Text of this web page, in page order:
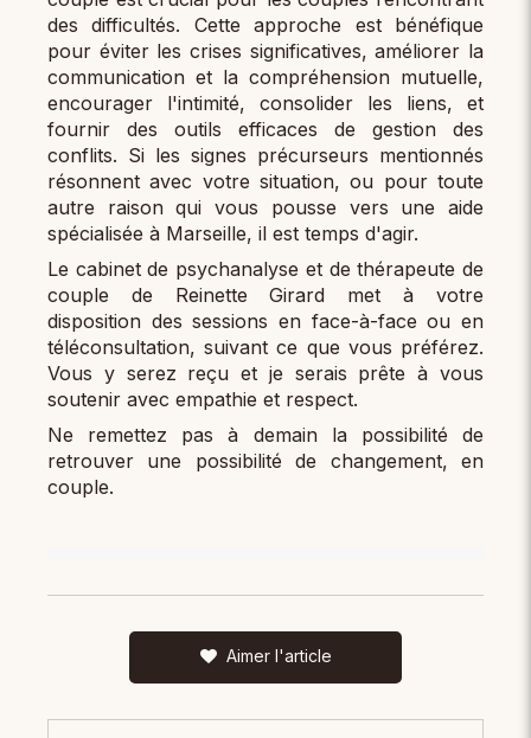
des difficultés. Cette approche est bénéfique
pour éviter les crises significatives, améliorer la
communication et la compréhension mutuelle,
encourager l'intimité, consolider les liens, et
fournir des outils efficaces de gestion des
conflits. Si les signes précurseurs mentionnés
résonnent avec votre situation, ou pour toute
autre raison qui vous pousse vers une aide
spécialisée à Marseille, il est temps d'agir.
Le cabinet de psychanalyse et de thérapeute de
couple de Reinette Girard met à votre
disposition des sessions en face-à-face ou en
téléconsultation, suivant ce que vous préférez.
Vous y serez reçu et je serais prête à vous
soutenir avec empathie et respect.
Ne remettez pas à demain la possibilité de
retrouver une possibilité de changement, en
couple.
Aimer l'article